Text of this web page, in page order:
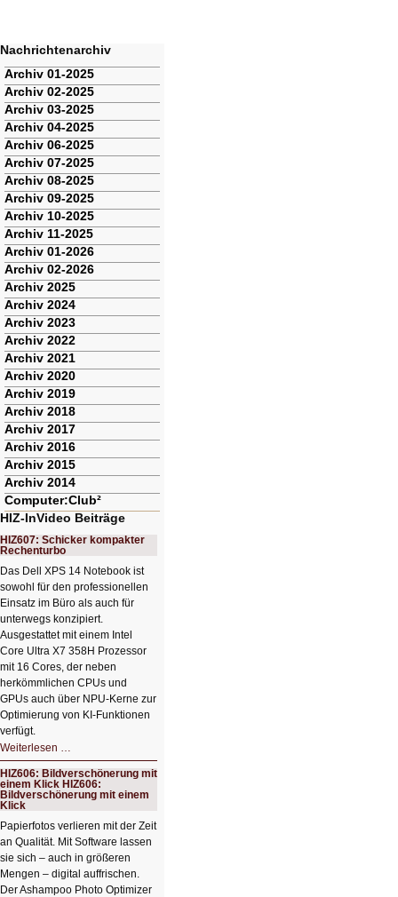
Nachrichtenarchiv
Navigation
überspringen
Archiv 01-2025
Archiv 02-2025
Archiv 03-2025
Archiv 04-2025
Archiv 06-2025
Archiv 07-2025
Archiv 08-2025
Archiv 09-2025
Archiv 10-2025
Archiv 11-2025
Archiv 01-2026
Archiv 02-2026
Archiv 2025
Archiv 2024
Archiv 2023
Archiv 2022
Archiv 2021
Archiv 2020
Archiv 2019
Archiv 2018
Archiv 2017
Archiv 2016
Archiv 2015
Archiv 2014
Computer:Club²
HIZ-InVideo Beiträge
HIZ607: Schicker kompakter
Rechenturbo
Das Dell XPS 14 Notebook ist
sowohl für den professionellen
Einsatz im Büro als auch für
unterwegs konzipiert.
Ausgestattet mit einem Intel
Core Ultra X7 358H Prozessor
mit 16 Cores, der neben
herkömmlichen CPUs und
GPUs auch über NPU-Kerne zur
Optimierung von KI-Funktionen
verfügt.
Weiterlesen …
Schicker
kompakter
Rechenturbo
HIZ606: Bildverschönerung mit
einem Klick HIZ606:
Bildverschönerung mit einem
Klick
Papierfotos verlieren mit der Zeit
an Qualität. Mit Software lassen
sie sich – auch in größeren
Mengen – digital auffrischen.
Der Ashampoo Photo Optimizer